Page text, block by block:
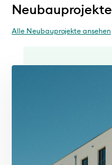
Neubauprojekte
Alle Neubauprojekte ansehen